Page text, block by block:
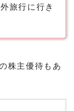
旅行に行き
株主優待もあ